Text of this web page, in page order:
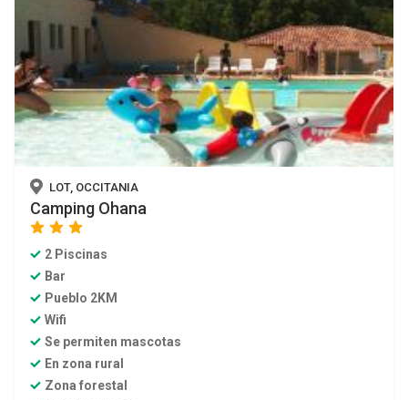
LOT, OCCITANIA
Camping Ohana
star star
2 Piscinas
Bar
Pueblo 2KM
Wifi
Se permiten mascotas
En zona rural
Zona forestal